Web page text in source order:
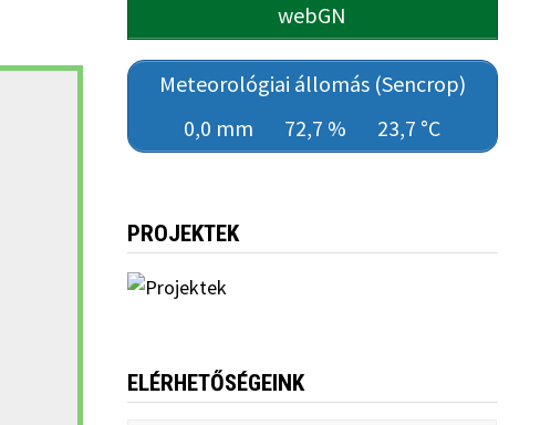
webGN
Meteorológiai állomás (Sencrop)
0,0 mm
72,7 % 23,7 °C
PROJEKTEK
ELÉRHETŐSÉGEINK